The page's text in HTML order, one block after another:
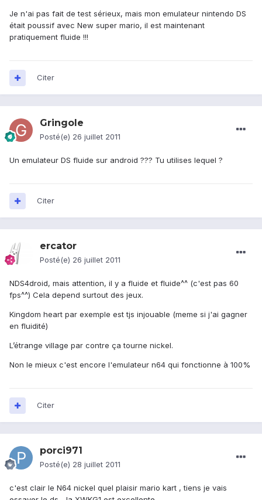
Je n'ai pas fait de test sérieux, mais mon emulateur nintendo DS
était poussif avec New super mario, il est maintenant
pratiquement fluide !!!
Citer
Gringole
Posté(e) 26 juillet 2011
Un emulateur DS fluide sur android ??? Tu utilises lequel ?
Citer
ercator
Posté(e) 26 juillet 2011
NDS4droid, mais attention, il y a fluide et fluide^^ (c'est pas 60
fps^^) Cela depend surtout des jeux.
Kingdom heart par exemple est tjs injouable (meme si j'ai gagner
en fluidité)
L’étrange village par contre ça tourne nickel.
Non le mieux c'est encore l'emulateur n64 qui fonctionne à 100%
Citer
porci971
Posté(e) 28 juillet 2011
c'est clair le N64 nickel quel plaisir mario kart , tiens je vais